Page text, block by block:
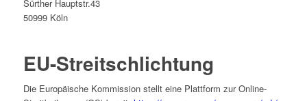
Sürther Hauptstr.43
50999 Köln
EU-Streitschlichtung
Die Europäische Kommission stellt eine Plattform zur Online-